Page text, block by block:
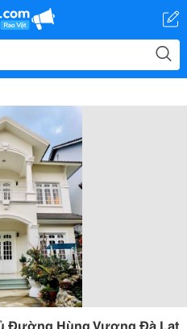
Đường Hùng Vương Đà Lạt